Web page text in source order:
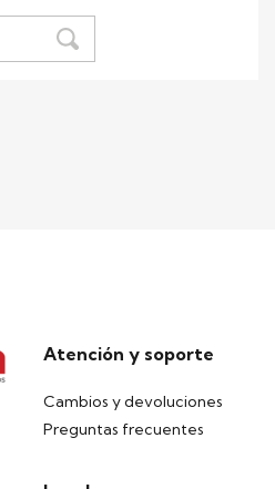
Atención y soporte
Cambios y devoluciones
Preguntas frecuentes